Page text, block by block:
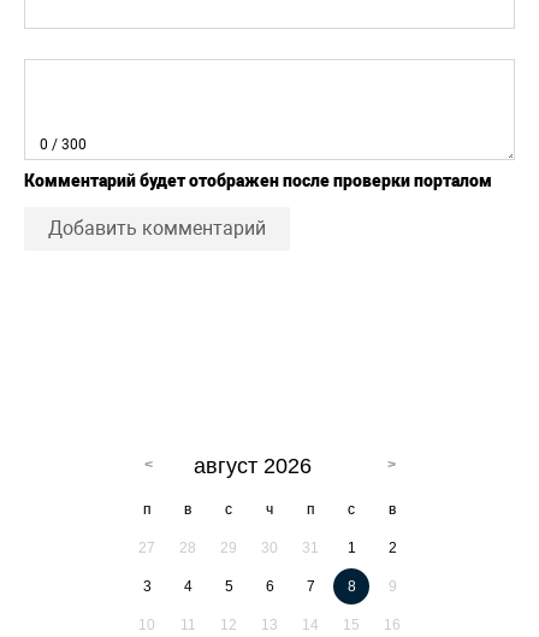
0 / 300
Комментарий будет отображен после проверки порталом
Добавить комментарий
август 2026
п в с ч п с в
27 28 29 30 31 1 2
3 4 5 6 7 8 9
10 11 12 13 14 15 16